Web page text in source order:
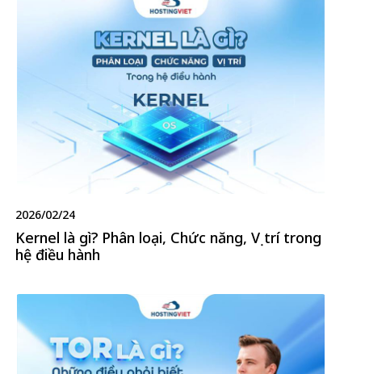
2026/02/24
Kernel là gì? Phân loại, Chức năng, Vị trí trong
hệ điều hành